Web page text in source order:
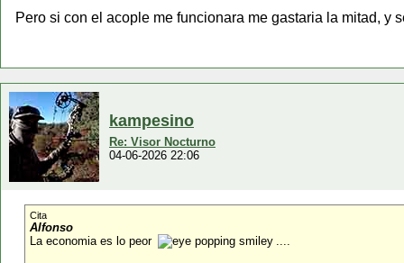
Pero si con el acople me funcionara me gastaria la mitad, y
kampesino
Re: Visor Nocturno
04-06-2026 22:06
Cita
Alfonso
La economia es lo peor